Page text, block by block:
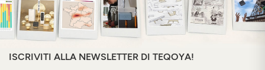
ISCRIVITI ALLA NEWSLETTER DI TEQOYA!